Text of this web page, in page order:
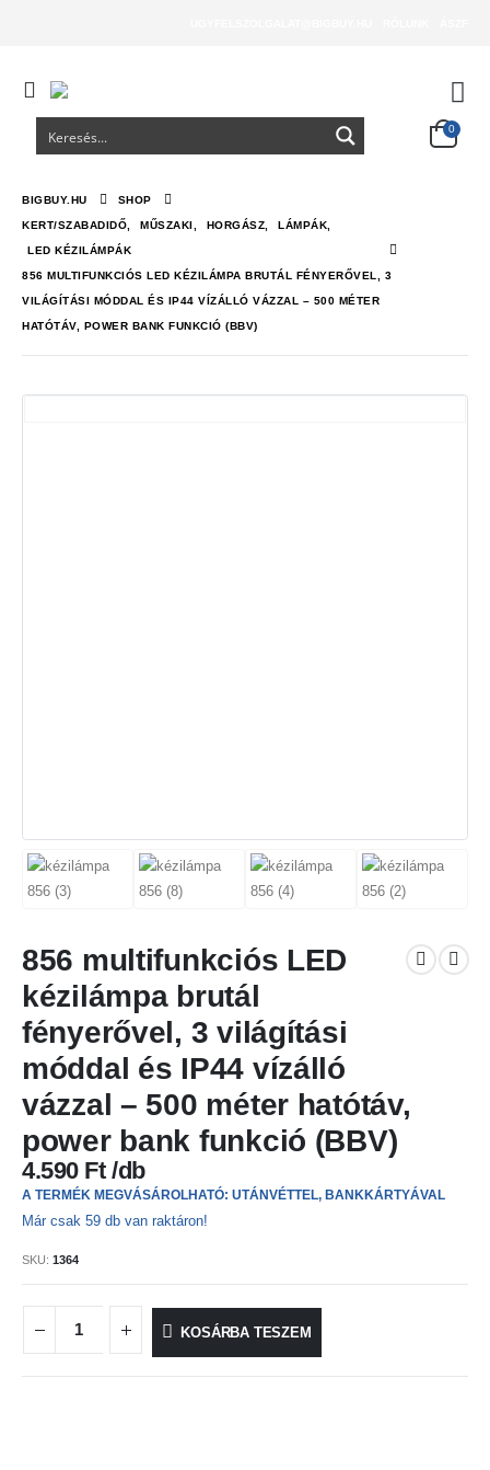
0
BIGBUY.HU SHOP
KERT/SZABADIDŐ MŰSZAKI HORGÁSZ LÁMPÁK
LED KÉZILÁMPÁK
856 MULTIFUNKCIÓS LED KÉZILÁMPA BRUTÁL FÉNYERŐVEL, 3
VILÁGÍTÁSI MÓDDAL ÉS IP44 VÍZÁLLÓ VÁZZAL – 500 MÉTER
HATÓTÁV, POWER BANK FUNKCIÓ (BBV)
856 multifunkciós LED
kézilámpa brutál
fényerővel, 3 világítási
móddal és IP44 vízálló
vázzal – 500 méter hatótáv,
power bank funkció (BBV)
4.590 Ft
A TERMÉK MEGVÁSÁROLHATÓ: UTÁNVÉTTEL, BANKKÁRTYÁVAL
Már csak 59 db van raktáron!
SKU: 1364
KOSÁRBA TESZEM